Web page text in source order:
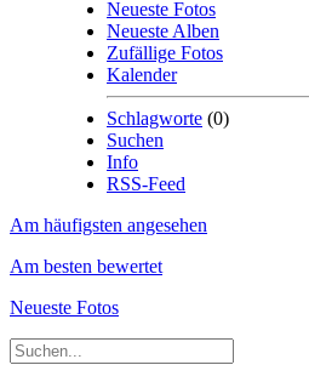
Neueste Fotos
Neueste Alben
Zufällige Fotos
Kalender
Schlagworte (0)
Suchen
Info
RSS-Feed
Am häufigsten angesehen
Am besten bewertet
Neueste Fotos